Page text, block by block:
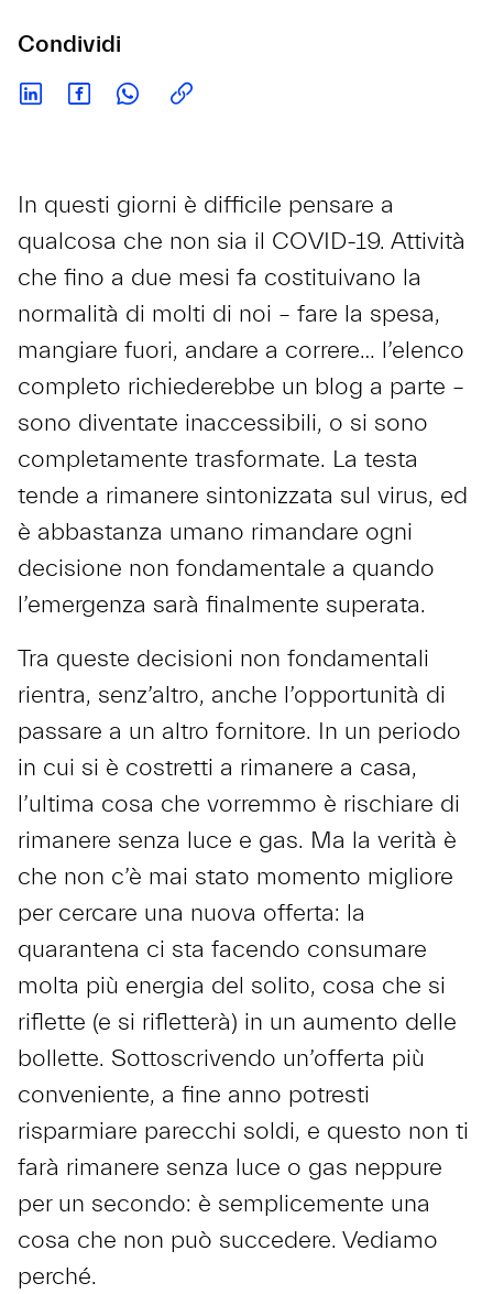
Condividi
In questi giorni è difficile pensare a
qualcosa che non sia il COVID-19. Attività
che fino a due mesi fa costituivano la
normalità di molti di noi – fare la spesa,
mangiare fuori, andare a correre… l’elenco
completo richiederebbe un blog a parte –
sono diventate inaccessibili, o si sono
completamente trasformate. La testa
tende a rimanere sintonizzata sul virus, ed
è abbastanza umano rimandare ogni
decisione non fondamentale a quando
l’emergenza sarà finalmente superata.
Tra queste decisioni non fondamentali
rientra, senz’altro, anche l’opportunità di
passare a un altro fornitore. In un periodo
in cui si è costretti a rimanere a casa,
l’ultima cosa che vorremmo è rischiare di
rimanere senza luce e gas. Ma la verità è
che non c’è mai stato momento migliore
per cercare una nuova offerta: la
quarantena ci sta facendo consumare
molta più energia del solito, cosa che si
riflette (e si rifletterà) in un aumento delle
bollette. Sottoscrivendo un’offerta più
conveniente, a fine anno potresti
risparmiare parecchi soldi, e questo non ti
farà rimanere senza luce o gas neppure
per un secondo: è semplicemente una
cosa che non può succedere. Vediamo
perché.